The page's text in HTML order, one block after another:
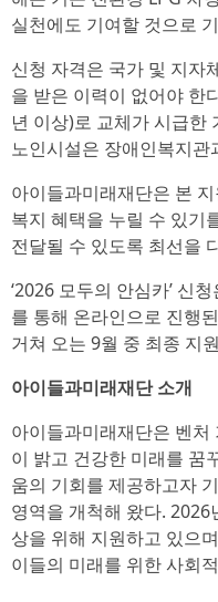
실천에도 기여할 것으로
신청 자격은 국가 및 지자
을 받은 이력이 없어야 한
년 이상)로 교체가 시급한
노인시설은 장애인복지
아이들과미래재단은 본
복지 혜택을 누릴 수 있기
전달될 수 있도록 최선을
‘2026 모두의 안심카’ 신
를 통해 온라인으로 진행
거쳐 오는 9월 중 최종 지
아이들과미래재단 소개
아이들과미래재단은 벤
이 밝고 건강한 미래를 꿈
움의 기회를 제공하고자
영역을 개척해 왔다.
상을 위해 지원하고 있으
이들의 미래를 위한 사회